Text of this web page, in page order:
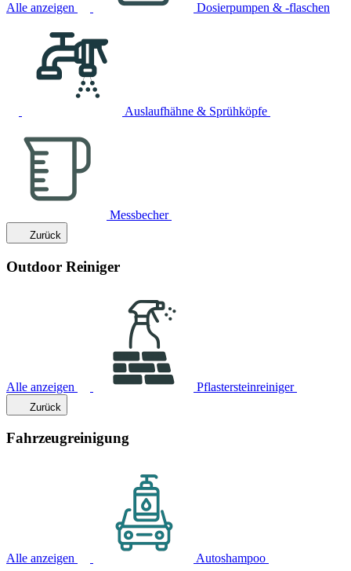
Alle anzeigen Dosierpumpen & -flaschen
Auslaufhähne & Sprühköpfe
Messbecher
Zurück
Outdoor Reiniger
Alle anzeigen Pflastersteinreiniger
Zurück
Fahrzeugreinigung
Alle anzeigen Autoshampoo